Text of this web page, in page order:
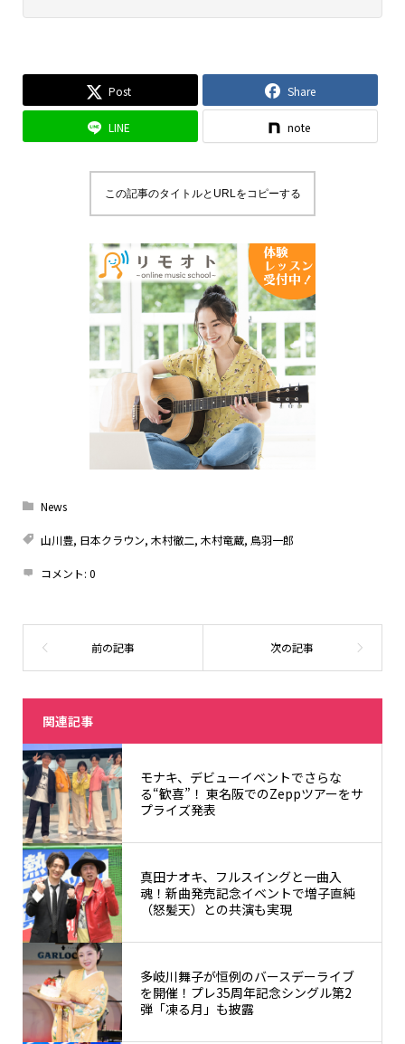
Post Share
LINE note
この記事のタイトルとURLをコピーする
News
山川豊, 日本クラウン, 木村徹二, 木村竜蔵, 鳥羽一郎
コメント: 0
関連記事
モナキ、デビューイベントでさらな
る“歓喜”！ 東名阪でのZeppツアーをサ
プライズ発表
真田ナオキ、フルスイングと一曲入
魂！新曲発売記念イベントで増子直純
（怒髪天）との共演も実現
多岐川舞子が恒例のバースデーライブ
を開催！プレ35周年記念シングル第2
弾「凍る月」も披露